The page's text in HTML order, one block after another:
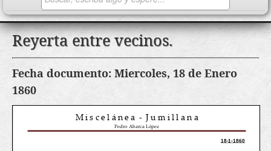
Saltar
contenido
Reyerta entre vecinos.
Fecha documento: Miercoles, 18 de Enero
1860